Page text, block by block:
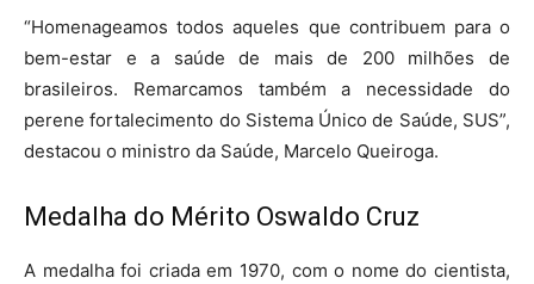
“Homenageamos todos aqueles que contribuem para o
bem-estar e a saúde de mais de 200 milhões de
brasileiros. Remarcamos também a necessidade do
perene fortalecimento do Sistema Único de Saúde, SUS”,
destacou o ministro da Saúde, Marcelo Queiroga.
Medalha do Mérito Oswaldo Cruz
A medalha foi criada em 1970, com o nome do cientista,